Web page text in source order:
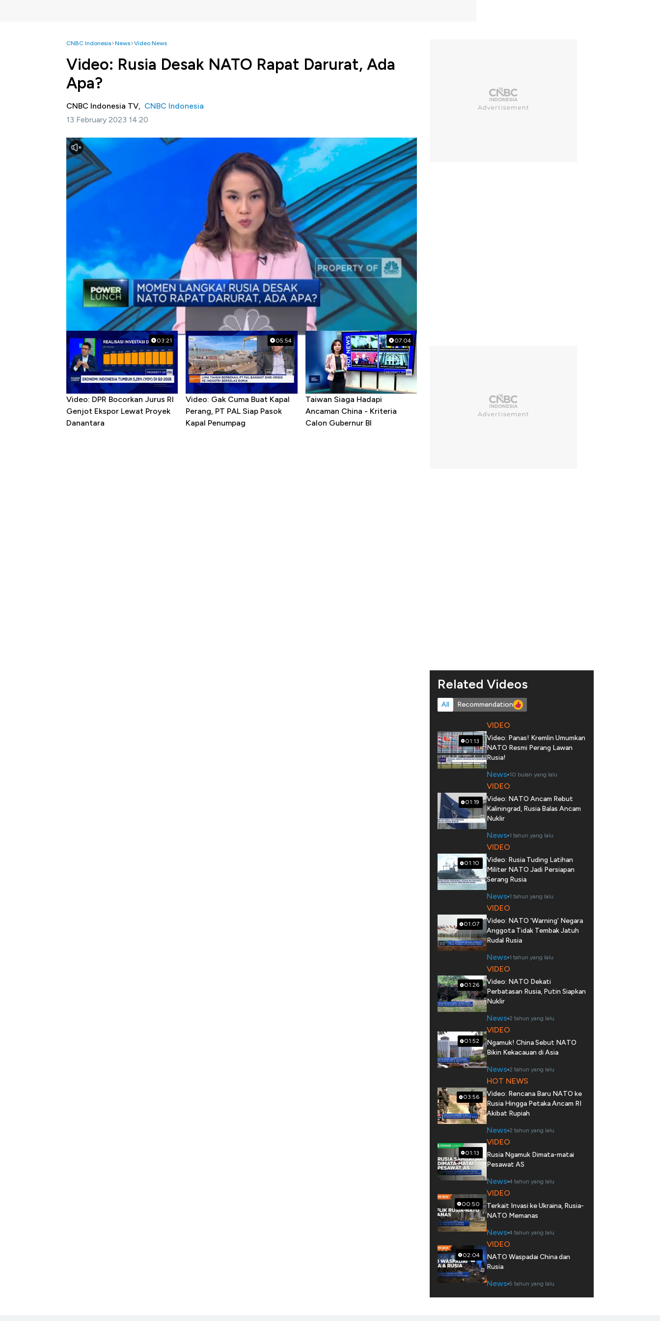
CNBC Indonesia News Video News
Video: Rusia Desak NATO Rapat Darurat, Ada
Apa?
CNBC Indonesia TV, CNBC Indonesia
13 February 2023 14:20
Jakarta, CNBC Indonesia-Rusia mengeluarkan pernyataan tidak biasa. Negara tersebut mendesak
Aliansi Pakta Pertahanan Atlantik Utara (NATO) untuk mengadakan rapat darurat.
Selengkapnya dalam program Power Lunch CNBC Indonesia (Senin,13/02/2023) berikut ini.
#nato
Popular Videos
03:21
Video: DPR Bocorkan Jurus RI
Genjot Ekspor Lewat Proyek
Danantara
05:54
Video: Gak Cuma Buat Kapal
Perang, PT PAL Siap Pasok
Kapal Penumpag
07:04
Taiwan Siaga Hadapi
Ancaman China - Kriteria
Calon Gubernur BI
Related Videos
All Recommendation
01:13
VIDEO
Video: Panas! Kremlin Umumkan
NATO Resmi Perang Lawan
Rusia!
News 10 bulan yang lalu
01:19
VIDEO
Video: NATO Ancam Rebut
Kaliningrad, Rusia Balas Ancam
Nuklir
News 1 tahun yang lalu
01:10
VIDEO
Video: Rusia Tuding Latihan
Militer NATO Jadi Persiapan
Serang Rusia
News 1 tahun yang lalu
01:07
VIDEO
Video: NATO 'Warning' Negara
Anggota Tidak Tembak Jatuh
Rudal Rusia
News 1 tahun yang lalu
01:26
VIDEO
Video: NATO Dekati
Perbatasan Rusia, Putin Siapkan
Nuklir
News 2 tahun yang lalu
01:52
VIDEO
Ngamuk! China Sebut NATO
Bikin Kekacauan di Asia
News 2 tahun yang lalu
03:56
HOT NEWS
Video: Rencana Baru NATO ke
Rusia Hingga Petaka Ancam RI
Akibat Rupiah
News 2 tahun yang lalu
01:13
VIDEO
Rusia Ngamuk Dimata-matai
Pesawat AS
News 4 tahun yang lalu
00:50
VIDEO
Terkait Invasi ke Ukraina, Rusia-
NATO Memanas
News 4 tahun yang lalu
02:04
VIDEO
NATO Waspadai China dan
Rusia
News 5 tahun yang lalu